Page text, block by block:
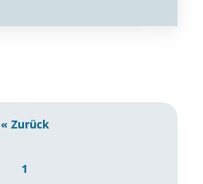
« Zurück
1